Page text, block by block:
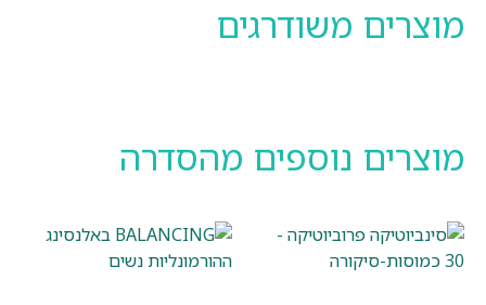
מוצרים משודרגים
מוצרים נוספים מהסדרה